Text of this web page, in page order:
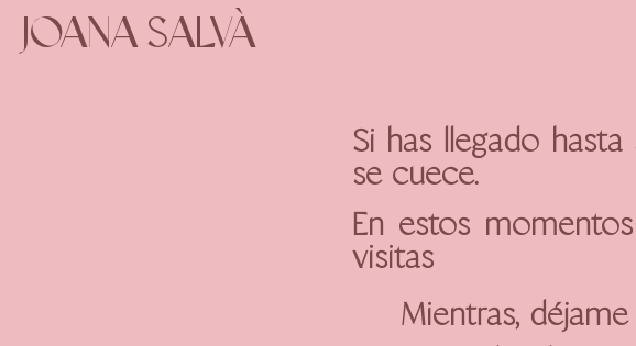
JOANA SALVÀ
Si has llegado
se cuece.
En estos
visitas
Mientras,